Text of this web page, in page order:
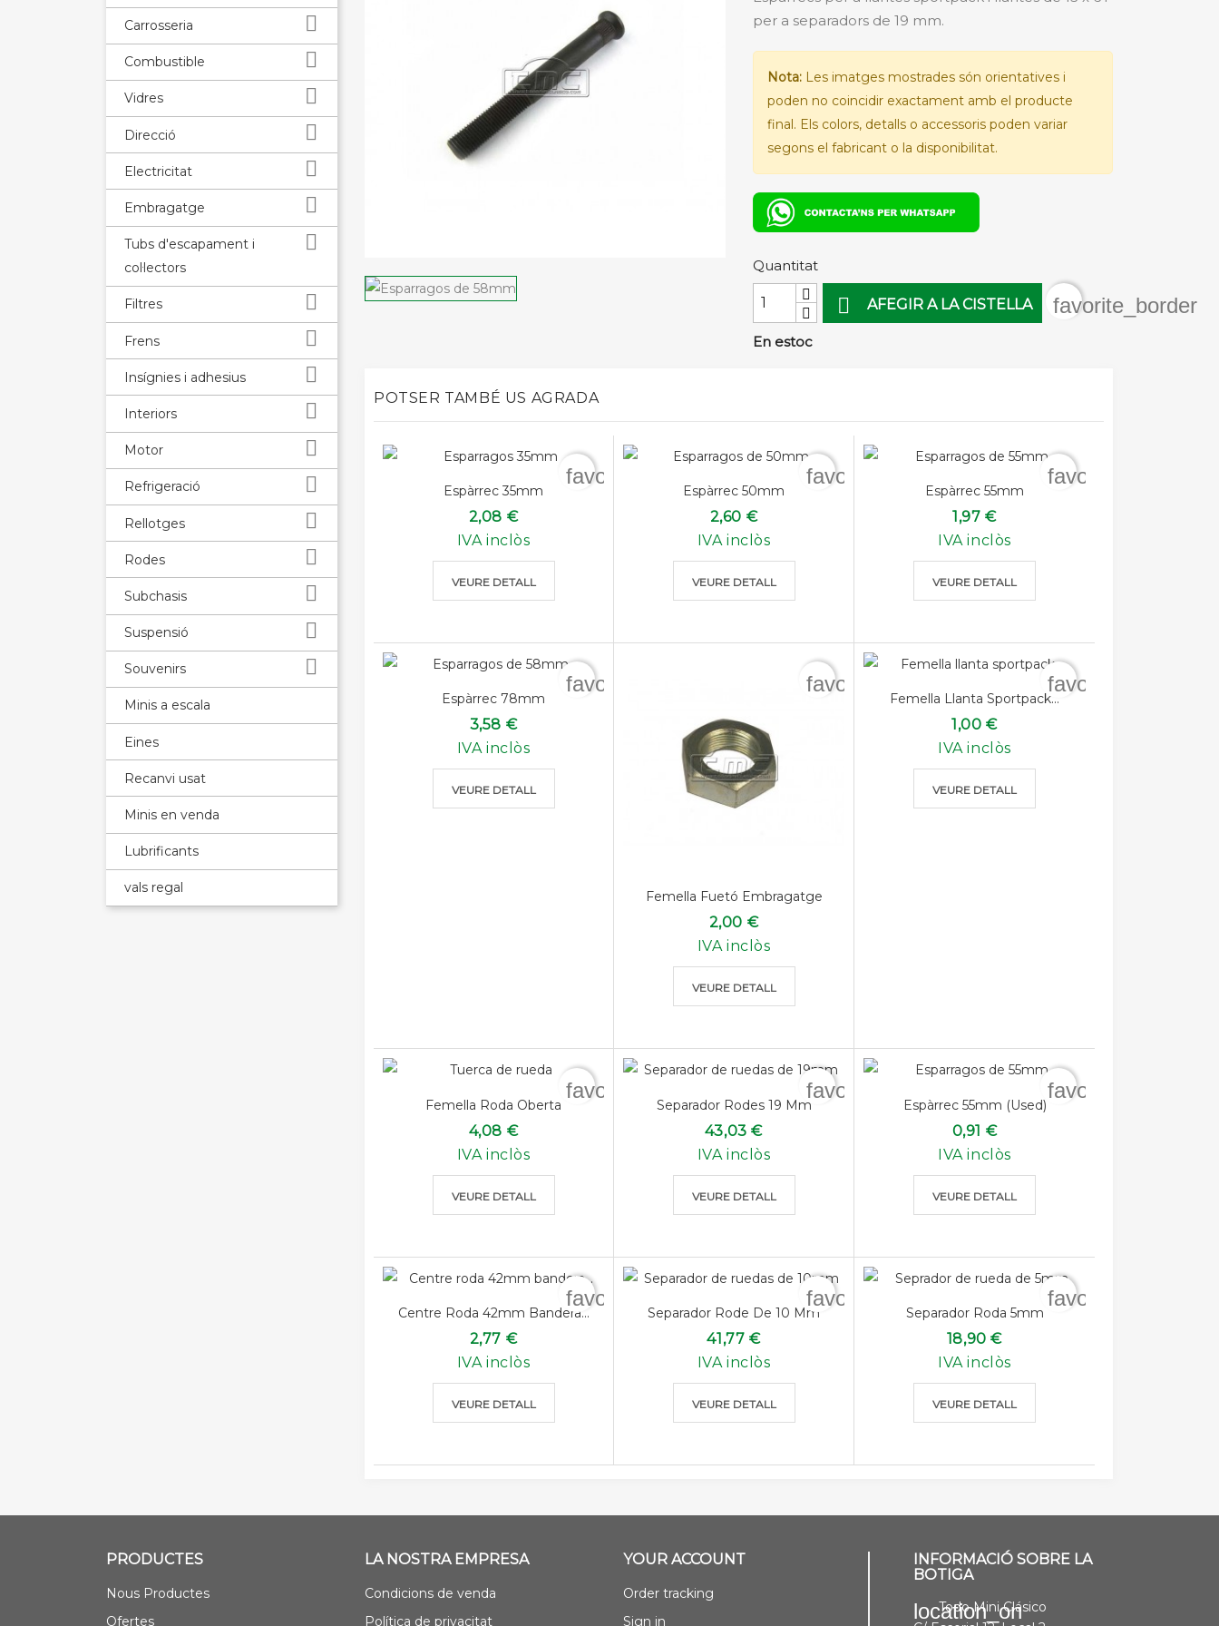
Carrosseria 
Combustible 
Vidres 
Direcció 
Electricitat 
Embragatge 
Tubs d'escapament i
col·lectors

Filtres 
Frens 
Insígnies i adhesius 
Interiors 
Motor 
Refrigeració 
Rellotges 
Rodes 
Subchasis 
Suspensió 
Souvenirs 
Minis a escala
Eines
Recanvi usat
Minis en venda
Lubrificants
vals regal
per a separadors de 19 mm.
Nota:Les imatges mostrades són orientatives i
poden no coincidir exactament amb el producte
final. Els colors, detalls o accessoris poden variar
segons el fabricant o la disponibilitat.
Quantitat
 AFEGIR A LA CISTELLA favorite_border
En estoc
POTSER TAMBÉ US AGRADA
Espàrrec 35mm
2,08 €
IVA inclòs
VEURE DETALL
favorite_border
Espàrrec 50mm
2,60 €
IVA inclòs
VEURE DETALL
favorite_border
Espàrrec 55mm
1,97 €
IVA inclòs
VEURE DETALL
favorite_border
Espàrrec 78mm
3,58 €
IVA inclòs
VEURE DETALL
favorite_border
Femella Fuetó Embragatge
2,00 €
IVA inclòs
VEURE DETALL
favorite_border
Femella Llanta Sportpack...
1,00 €
IVA inclòs
VEURE DETALL
favorite_border
Femella Roda Oberta
4,08 €
IVA inclòs
VEURE DETALL
favorite_border
Separador Rodes 19 Mm
43,03 €
IVA inclòs
VEURE DETALL
favorite_border
Espàrrec 55mm (used)
0,91 €
IVA inclòs
VEURE DETALL
favorite_border
Centre Roda 42mm Bandera...
2,77 €
IVA inclòs
VEURE DETALL
favorite_border
Separador Rode De 10 Mm
41,77 €
IVA inclòs
VEURE DETALL
favorite_border
Separador Roda 5mm
18,90 €
IVA inclòs
VEURE DETALL
favorite_border
PRODUCTES
Nous Productes
Ofertes
LA NOSTRA EMPRESA
Condicions de venda
Política de privacitat
YOUR ACCOUNT
Order tracking
Sign in
INFORMACIÓ SOBRE LA
BOTIGA
location_on
Todo Mini Clásico